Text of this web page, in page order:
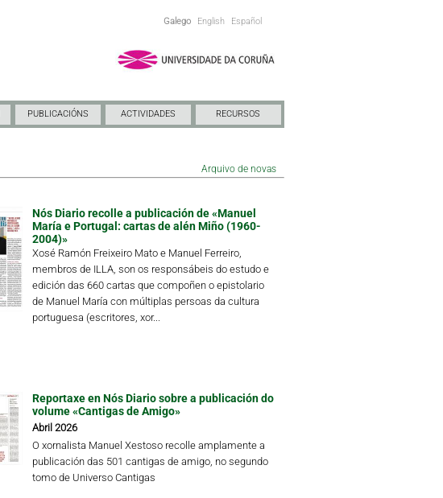
Galego English Español
PUBLICACIÓNS ACTIVIDADES RECURSOS
Arquivo de novas
Nós Diario recolle a publicación de «Manuel
María e Portugal: cartas de alén Miño (1960-
2004)»
Xosé Ramón Freixeiro Mato e Manuel Ferreiro,
membros de ILLA, son os responsábeis do estudo e
edición das 660 cartas que compoñen o epistolario
de Manuel María con múltiplas persoas da cultura
portuguesa (escritores, xor...
Reportaxe en Nós Diario sobre a publicación do
volume «Cantigas de Amigo»
Abril 2026
O xornalista Manuel Xestoso recolle amplamente a
publicación das 501 cantigas de amigo, no segundo
tomo de Universo Cantigas